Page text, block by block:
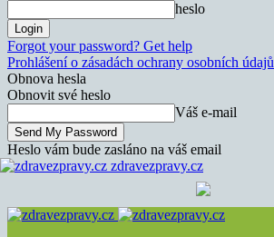
heslo
Forgot your password? Get help
Prohlášení o zásadách ochrany osobních údajů
Obnova hesla
Obnovit své heslo
Váš e-mail
Heslo vám bude zasláno na váš email
zdravezpravy.cz